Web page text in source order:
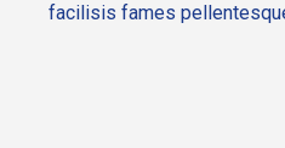
facilisis fames